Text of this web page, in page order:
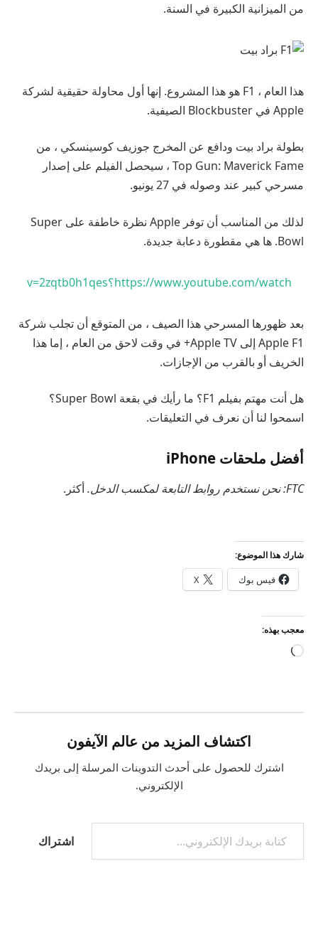
من الميزانية الكبيرة في السنة.
هذا العام ، F1 هو هذا المشروع. إنها أول محاولة حقيقية لشركة
Apple في Blockbuster الصيفية.
بطولة براد بيت ودافع عن المخرج جوزيف كوسينسكي ، من
Top Gun: Maverick Fame ، سيحصل الفيلم على إصدار
مسرحي كبير عند وصوله في 27 يونيو.
لذلك من المناسب أن توفر Apple نظرة خاطفة على Super
Bowl. ها هي مقطورة دعابة جديدة.
https://www.youtube.com/watch؟v=2zqtb0h1qes
بعد ظهورها المسرحي هذا الصيف ، من المتوقع أن تجلب شركة
Apple F1 إلى Apple TV+ في وقت لاحق من العام ، إما هذا
الخريف أو بالقرب من الإجازات.
هل أنت مهتم بفيلم F1؟ ما رأيك في بقعة Super Bowl؟
اسمحوا لنا أن نعرف في التعليقات.
أفضل ملحقات iPhone
FTC: نحن نستخدم روابط التابعة لمكسب الدخل. أكثر.
شارك هذا الموضوع:
فيس بوك X
معجب بهذه:
جاري
اكتشاف المزيد من عالم الآيفون
اشترك للحصول على أحدث التدوينات المرسلة إلى بريدك
الإلكتروني.
كتابة بريدك الإلكتروني...
اشتراك